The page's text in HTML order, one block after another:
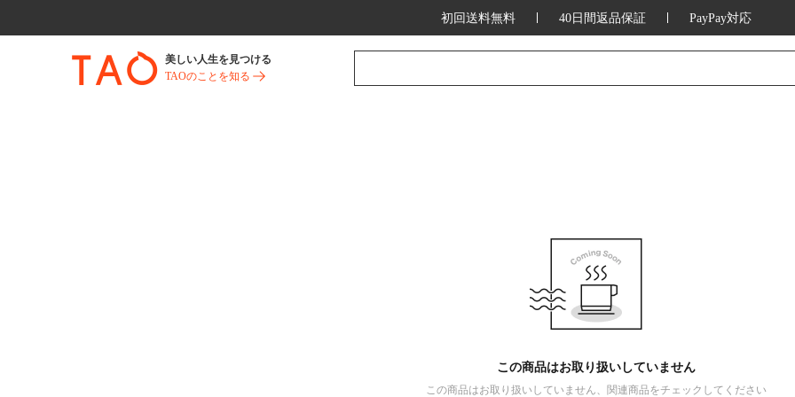
初回送料無料 40日間返品保証 PayPay対応
美しい人生を見つける
TAOのことを知る
この商品はお取り扱いしていません
この商品はお取り扱いしていません、関連商品をチェックしてください